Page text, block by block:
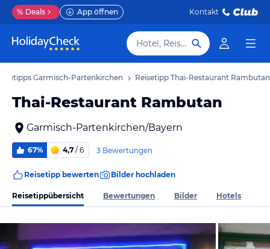
% Deals App öffnen Kontakt
Hotel, Reiseziel
Garmisch-Partenkirchen Reisetipp Thai-Restaurant Rambutan
Thai-Restaurant Rambutan
Garmisch-Partenkirchen/Bayern
67% 4,7 / 6 3 Bewertungen
Reisetipp bewerten Bilder hochladen
Reisetippübersicht Bewertungen Bilder Hotels